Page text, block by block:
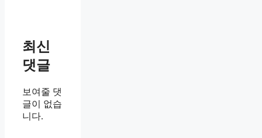
최신
댓글
보여줄 댓
글이 없습
니다.